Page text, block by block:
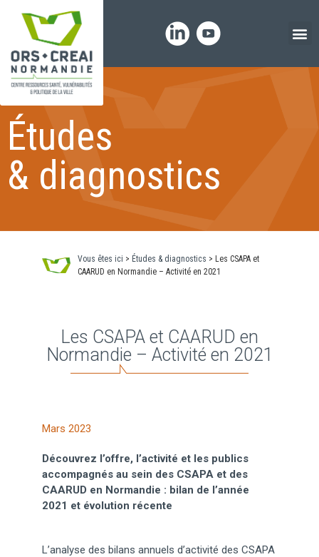
Études
& diagnostics
Vous êtes ici > Études & diagnostics > Les CSAPA et
CAARUD en Normandie – Activité en 2021
Les CSAPA et CAARUD en
Normandie – Activité en 2021
Mars 2023
Découvrez l’offre, l’activité et les publics
accompagnés au sein des CSAPA et des
CAARUD en Normandie : bilan de l’année
2021 et évolution récente
L’analyse des bilans annuels d’activité des CSAPA
Panneau de gestion des cookies